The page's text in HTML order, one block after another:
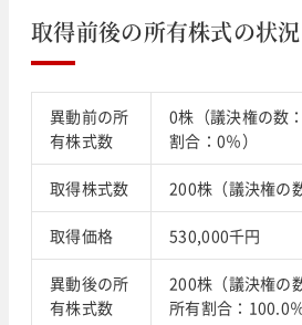
取得前後の所有株式の状況
異動前の所
有株式数
0株（議決権の数
割合：0％）
取得株式数 200株（議決権の
取得価格 530,000千円
異動後の所
有株式数
200株（議決権の
所有割合：100.0％